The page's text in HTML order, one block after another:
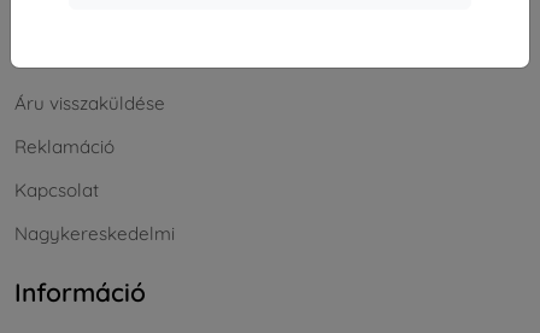
Áru visszaküldése
Reklamáció
Kapcsolat
Nagykereskedelmi
Információ